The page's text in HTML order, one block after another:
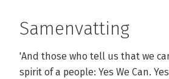
Samenvatting
'And those who tell us that we
spirit of a people: Yes We Can.